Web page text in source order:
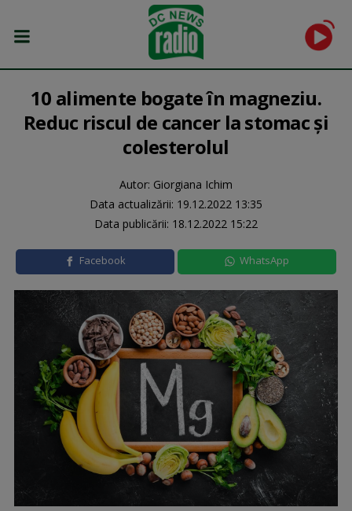
10 alimente bogate în magneziu.
Reduc riscul de cancer la stomac și
colesterolul
Autor: Giorgiana Ichim
Data actualizării: 19.12.2022 13:35
Data publicării: 18.12.2022 15:22
Facebook WhatsApp